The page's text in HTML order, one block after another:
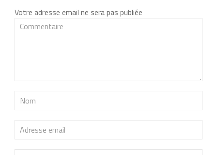
Votre adresse email ne sera pas publiée